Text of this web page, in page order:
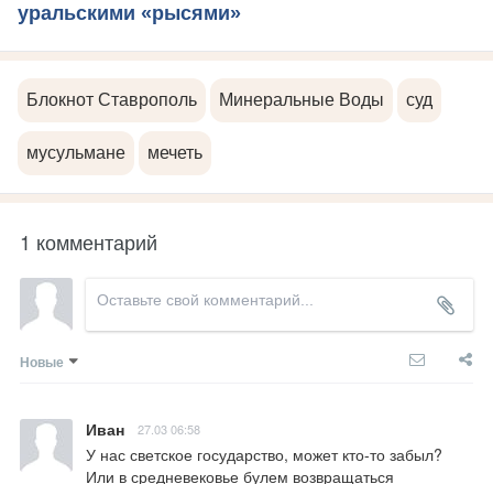
уральскими «рысями»
Блокнот Ставрополь Минеральные Воды суд
мусульмане мечеть
1 комментарий
Новые
Иван 27.03 06:58
У нас светское государство, может кто-то забыл?
Или в средневековье булем возвращаться